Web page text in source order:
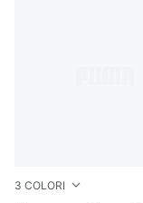
3 COLORI